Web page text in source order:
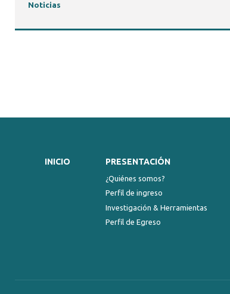
Noticias
INICIO PRESENTACIÓN
¿Quiénes somos?
Perfil de ingreso
Investigación & Herramientas
Perfil de Egreso